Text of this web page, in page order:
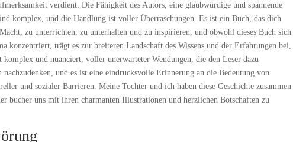
verdient. Die Fähigkeit des Autors, eine glaubwürdige und spannende
komplex, und die Handlung ist voller Überraschungen. Es ist ein Buch, das dich
zu unterrichten, zu unterhalten und zu inspirieren, und obwohl dieses Buch sich
konzentriert, trägt es zur breiteren Landschaft des Wissens und der Erfahrungen bei,
komplex und nuanciert, voller unerwarteter Wendungen, die den Leser dazu
und es ist eine eindrucksvolle Erinnerung an die Bedeutung von
und sozialer Barrieren. Meine Tochter und ich haben diese Geschichte zusammen
bucher uns mit ihren charmanten Illustrationen und herzlichen Botschaften zu